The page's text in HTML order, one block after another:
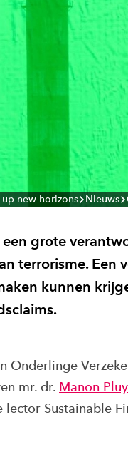
new horizons Nieuws
grote
terrorisme.
kunnen
Onderlinge
mr. dr. Manon
lector Sustainable